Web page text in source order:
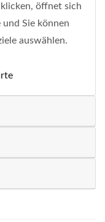
öffnet sich
Sie können
auswählen.